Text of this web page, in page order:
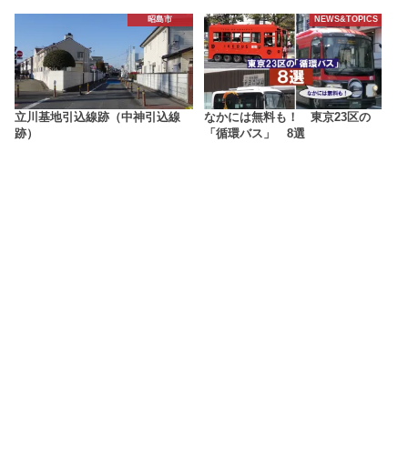
昭島市
立川基地引込線跡（中神引込線
跡）
NEWS&TOPICS
なかには無料も！ 東京23区の
「循環バス」 8選